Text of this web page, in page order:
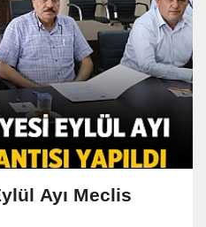
Ayı Meclis